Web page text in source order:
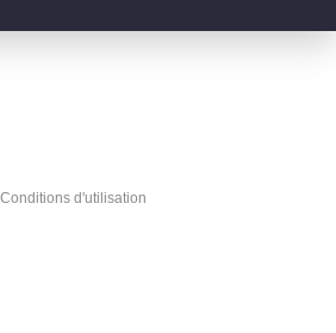
Conditions d'utilisation